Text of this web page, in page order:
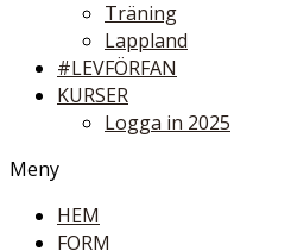
Träning
Lappland
#LEVFÖRFAN
KURSER
Logga in 2025
Meny
HEM
FORM